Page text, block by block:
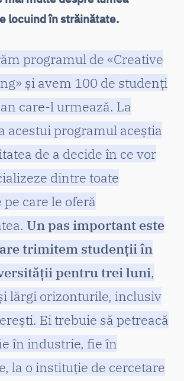
locuind în străinătate.
programul de «Creative
și avem 100 de studenți
care-l urmează. La
acestui programul aceștia
de a decide în ce vor
dintre toate
care le oferă
Un pas important este
trimitem studenții în
pentru trei luni,
lărgi orizonturile, inclusiv
Ei trebuie să petreacă
în industrie, fie în
la o instituție de cercetare